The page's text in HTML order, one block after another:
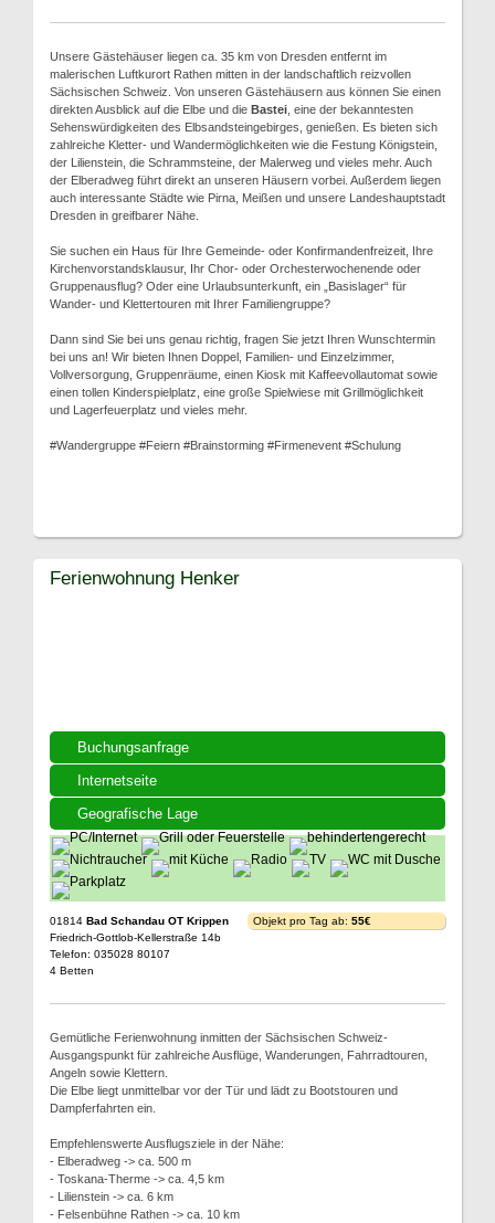
Unsere Gästehäuser liegen ca. 35 km von Dresden entfernt im
malerischen Luftkurort Rathen mitten in der landschaftlich reizvollen
Sächsischen Schweiz. Von unseren Gästehäusern aus können Sie einen
direkten Ausblick auf die Elbe und die Bastei , eine der bekanntesten
Sehenswürdigkeiten des Elbsandsteingebirges, genießen. Es bieten sich
zahlreiche Kletter- und Wandermöglichkeiten wie die Festung Königstein,
der Lilienstein, die Schrammsteine, der Malerweg und vieles mehr. Auch
der Elberadweg führt direkt an unseren Häusern vorbei. Außerdem liegen
auch interessante Städte wie Pirna, Meißen und unsere Landeshauptstadt
Dresden in greifbarer Nähe.
Sie suchen ein Haus für Ihre Gemeinde- oder Konfirmandenfreizeit, Ihre
Kirchenvorstandsklausur, Ihr Chor- oder Orchesterwochenende oder
Gruppenausflug? Oder eine Urlaubsunterkunft, ein „Basislager“ für
Wander- und Klettertouren mit Ihrer Familiengruppe?
Dann sind Sie bei uns genau richtig, fragen Sie jetzt Ihren Wunschtermin
bei uns an! Wir bieten Ihnen Doppel, Familien- und Einzelzimmer,
Vollversorgung, Gruppenräume, einen Kiosk mit Kaffeevollautomat sowie
einen tollen Kinderspielplatz, eine große Spielwiese mit Grillmöglichkeit
und Lagerfeuerplatz und vieles mehr.
#Wandergruppe #Feiern #Brainstorming #Firmenevent #Schulung
Buchungsanfrage
Internetseite
Geografische Lage
Ferienwohnung Henker
01814 Bad Schandau OT Krippen
Friedrich-Gottlob-Kellerstraße 14b
Telefon: 035028 80107
4 Betten
Objekt pro Tag ab: 55€
Gemütliche Ferienwohnung inmitten der Sächsischen Schweiz-
Ausgangspunkt für zahlreiche Ausflüge, Wanderungen, Fahrradtouren,
Angeln sowie Klettern.
Die Elbe liegt unmittelbar vor der Tür und lädt zu Bootstouren und
Dampferfahrten ein.
Empfehlenswerte Ausflugsziele in der Nähe:
- Elberadweg -> ca. 500 m
- Toskana-Therme -> ca. 4,5 km
- Lilienstein -> ca. 6 km
- Felsenbühne Rathen -> ca. 10 km